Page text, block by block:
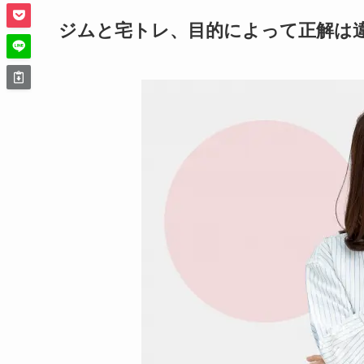
ジムと宅トレ、目的によって正解は